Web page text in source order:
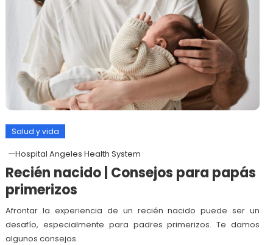
Salud y vida
Hospital Angeles Health System
Recién nacido | Consejos para papás
primerizos
Afrontar la experiencia de un recién nacido puede ser un
desafío, especialmente para padres primerizos. Te damos
algunos consejos.